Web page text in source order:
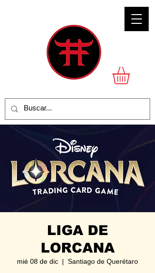
LIGA DE
LORCANA
mié 08 de dic
  |
Santiago de Querétaro